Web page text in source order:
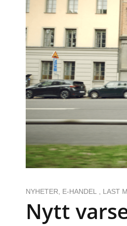
NYHETER E-HANDEL LAST
Nytt